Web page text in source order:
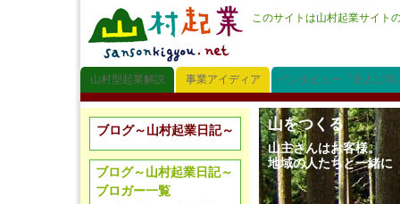
このサイトは山村起業サイト
山村型起業解説 事業アイディア インタビュー「先人に学
山をつくる
山主さんはお客様。
地域の人たちと一緒に
ブログ～山村起業日記～
ブログ～山村起業日記～
ブロガー一覧